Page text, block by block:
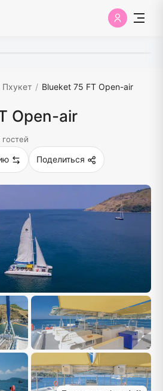
Пхукет / Blueket 75 FT Open-air
Open-air
Поделиться